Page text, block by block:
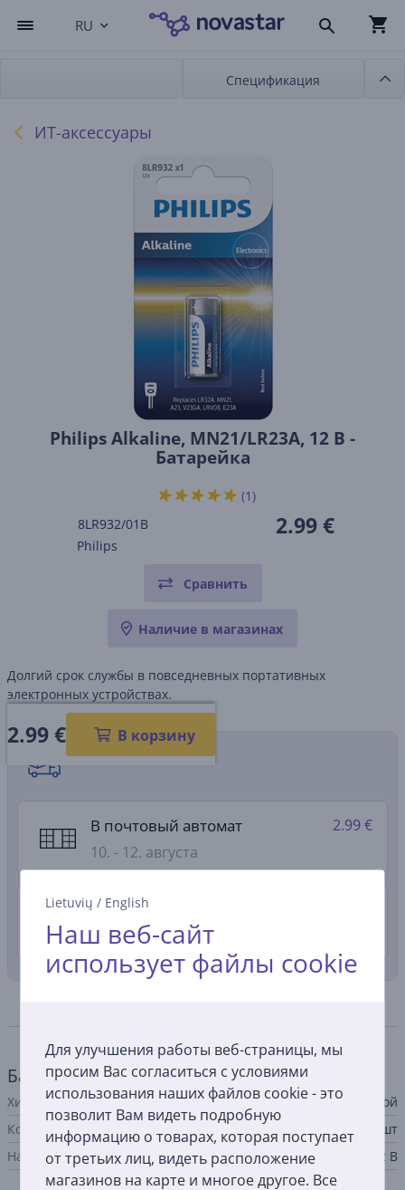
Lietuvių / English
Наш веб-сайт
использует файлы cookie
Для улучшения работы веб-страницы, мы
просим Вас согласиться с условиями
использования наших файлов cookie - это
позволит Вам видеть подробную
информацию о товарах, которая поступает
от третьих лиц, видеть расположение
магазинов на карте и многое другое. Все
RU
Спецификация
ИТ-аксессуары
Philips Alkaline, MN21/LR23A, 12 В -
Батарейка
8LR932/01B
Philips
2.99 €
(1)
Сравнить
Наличие в магазинах
Долгий срок службы в повседневных портативных
электронных устройствах.
2.99€ В корзину
Способы доставки
В почтовый автомат
10. - 12. августа
2.99 €
Доставка в квартиру
10. - 12. августа
Батарея
Химический элемент
щелочной
Кол-во в упаковке
1 шт
Напряжение
12 В